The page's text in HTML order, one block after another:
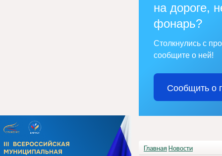
на дороге,
фонарь?
Столкнулись с
сообщите о ней!
Сообщить о
Главная Новости